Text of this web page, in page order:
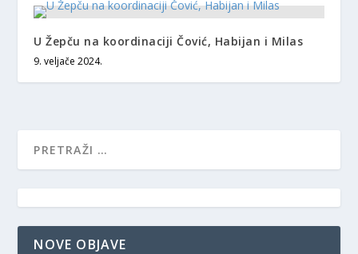
U Žepču na koordinaciji Čović, Habijan i Milas
9. veljače 2024.
NOVE OBJAVE